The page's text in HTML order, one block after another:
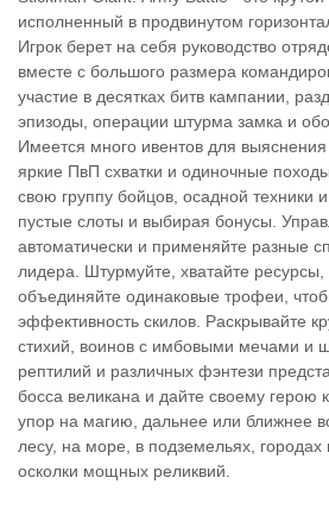
исполненный в продвинутом
Игрок берет на себя руководство
вместе с большого размера
участие в десятках битв кампании,
эпизоды, операции штурма замка и
Имеется много ивентов для
яркие ПвП схватки и одиночные
свою группу бойцов, осадной техники
пустые слоты и выбирая бонусы.
автоматически и применяйте разные
лидера. Штурмуйте, хватайте
объединяйте одинаковые трофеи,
эффективность скилов. Раскрывайте
стихий, воинов с имбовыми мечами и
рептилий и различных фэнтези
босса великана и дайте своему герою
упор на магию, дальнее или ближнее
лесу, на море, в подземельях, городах
осколки мощных реликвий.